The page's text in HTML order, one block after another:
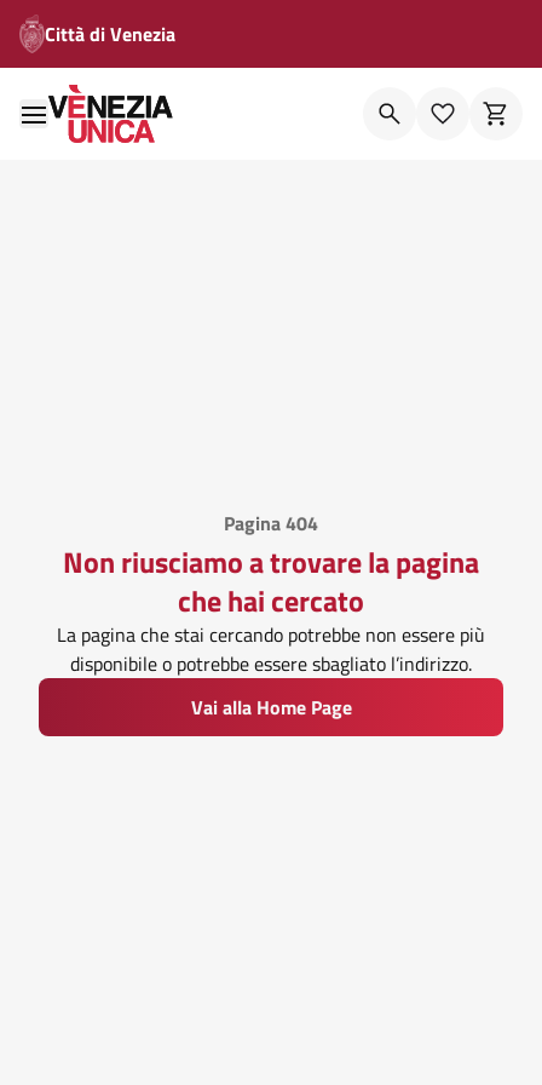
Città di Venezia
Pagina 404
Non riusciamo a trovare la pagina
che hai cercato
La pagina che stai cercando potrebbe non essere più
disponibile o potrebbe essere sbagliato l’indirizzo.
Vai alla Home Page